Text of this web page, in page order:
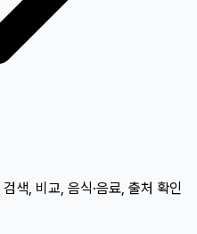
검색, 비교, 음식·음료, 출처 확인